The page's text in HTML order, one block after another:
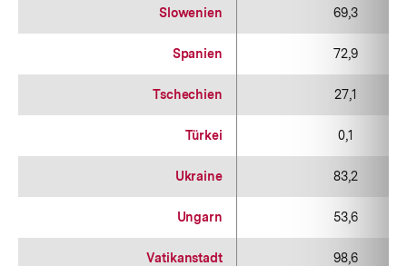
Slowenien 69,3
Spanien 72,9
Tschechien 27,1
Türkei 0,1
Ukraine 83,2
Ungarn 53,6
Vatikanstadt 98,6